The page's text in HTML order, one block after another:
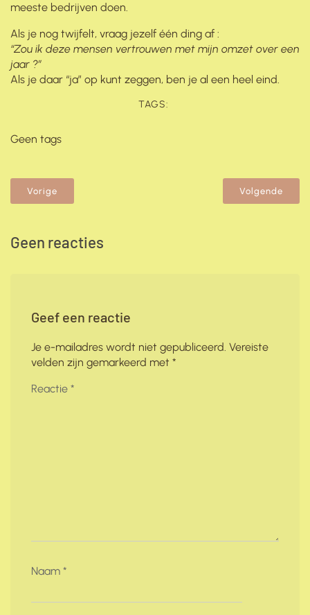
meeste bedrijven doen.
Als je nog twijfelt, vraag jezelf één ding af :
“Zou ik deze mensen vertrouwen met mijn omzet over een
jaar ?”
Als je daar “ja” op kunt zeggen, ben je al een heel eind.
TAGS:
Geen tags
Vorige Volgende
Geen reacties
Geef een reactie
Je e-mailadres wordt niet gepubliceerd. Vereiste
velden zijn gemarkeerd met *
Reactie *
Naam *